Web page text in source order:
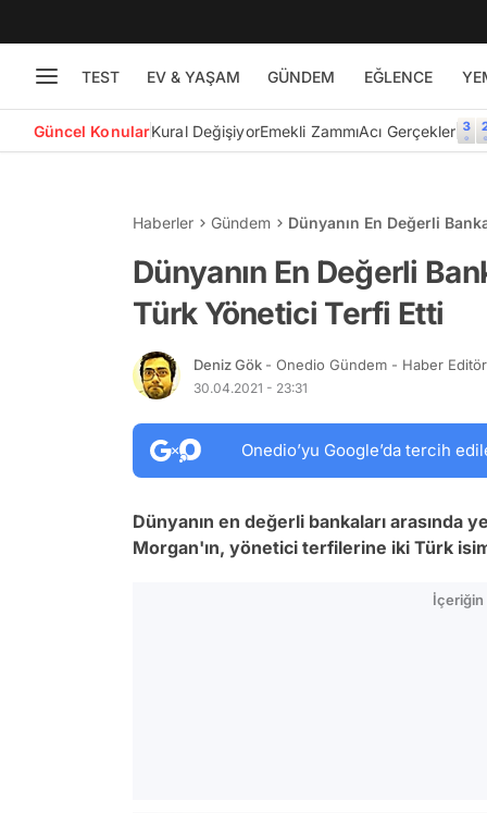
TEST EV & YAŞAM GÜNDEM EĞLENCE
Güncel KonularKural DeğişiyorEmekli ZammıAcı Gerçekler
Haberler Gündem Dünyanın En Değerli
Dünyanın En Değerli
Türk Yönetici Terfi Etti
Deniz Gök - Onedio Gündem - Haber
30.04.2021 - 23:31
Onedio’yu Google’da tercih
Dünyanın en değerli bankaları arasında
Morgan'ın, yönetici terfilerine iki Türk
İçeriğin